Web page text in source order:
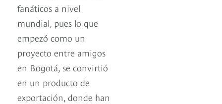
fanáticos a nivel
mundial, pues lo que
empezó como un
proyecto entre amigos
en Bogotá, se convirtió
en un producto de
exportación, donde han